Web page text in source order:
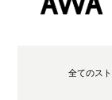
全てのス